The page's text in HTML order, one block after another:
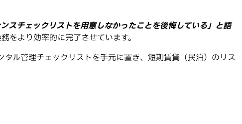
スチェックリストを用意しなかったことを後悔している」と語
より効率的に完了させています。
ル管理チェックリストを手元に置き、短期賃貸（民泊）のリス